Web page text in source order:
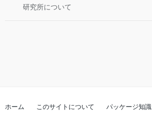
研究所について
ホーム このサイトについて
パッケージ知識